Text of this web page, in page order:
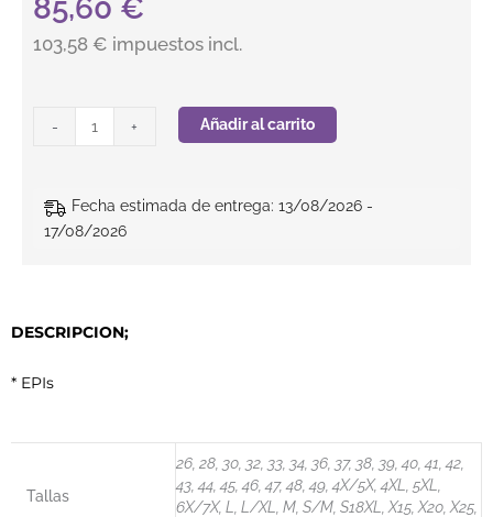
85,60 €
103,58 € impuestos incl.
-
Clips universales para sujetar linternas a los cascos (pack
+ Añadir al carrito
Fecha estimada de entrega: 13/08/2026 -
17/08/2026
DESCRIPCION;
* EPIs
Tallas
26, 28, 30, 32, 33, 34, 36, 37, 38, 39, 40, 41, 42,
43, 44, 45, 46, 47, 48, 49, 4X/5X, 4XL, 5XL,
6X/7X, L, L/XL, M, S/M, S18XL, X15, X20, X25,